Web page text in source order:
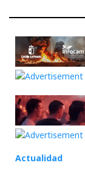
Actualidad